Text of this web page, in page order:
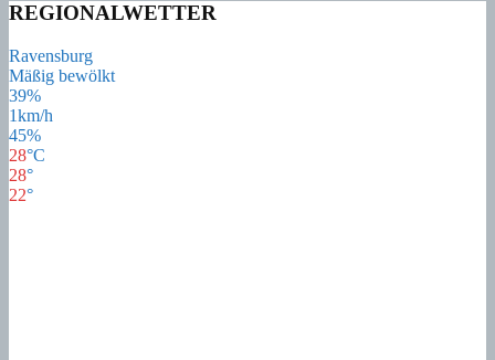
REGIONALWETTER
Ravensburg
Mäßig bewölkt
39%
1km/h
45%
28°C
28°
22°